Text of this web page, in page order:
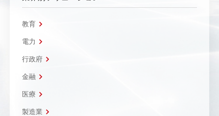
教育
電力
行政府
金融
医療
製造業